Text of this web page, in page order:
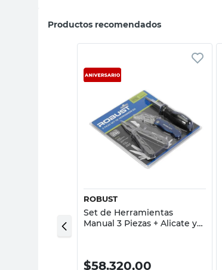
Productos recomendados
Vista rápida
ROBUST
Set de Herramientas
Manual 3 Piezas + Alicate y
$58.320,00